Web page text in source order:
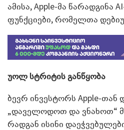
ამისა, Apple-მა წარადგინა
ფუნქციები, რომელთა
უოლ სტრიტის განწყობა
ბევრ ინვესტორს Apple-თან
„დაველოდოთ და ვნახოთ“
რადგან ისინი